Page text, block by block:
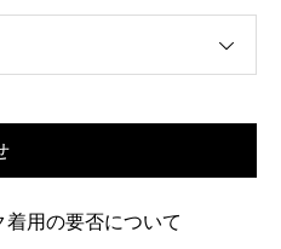
用の要否について